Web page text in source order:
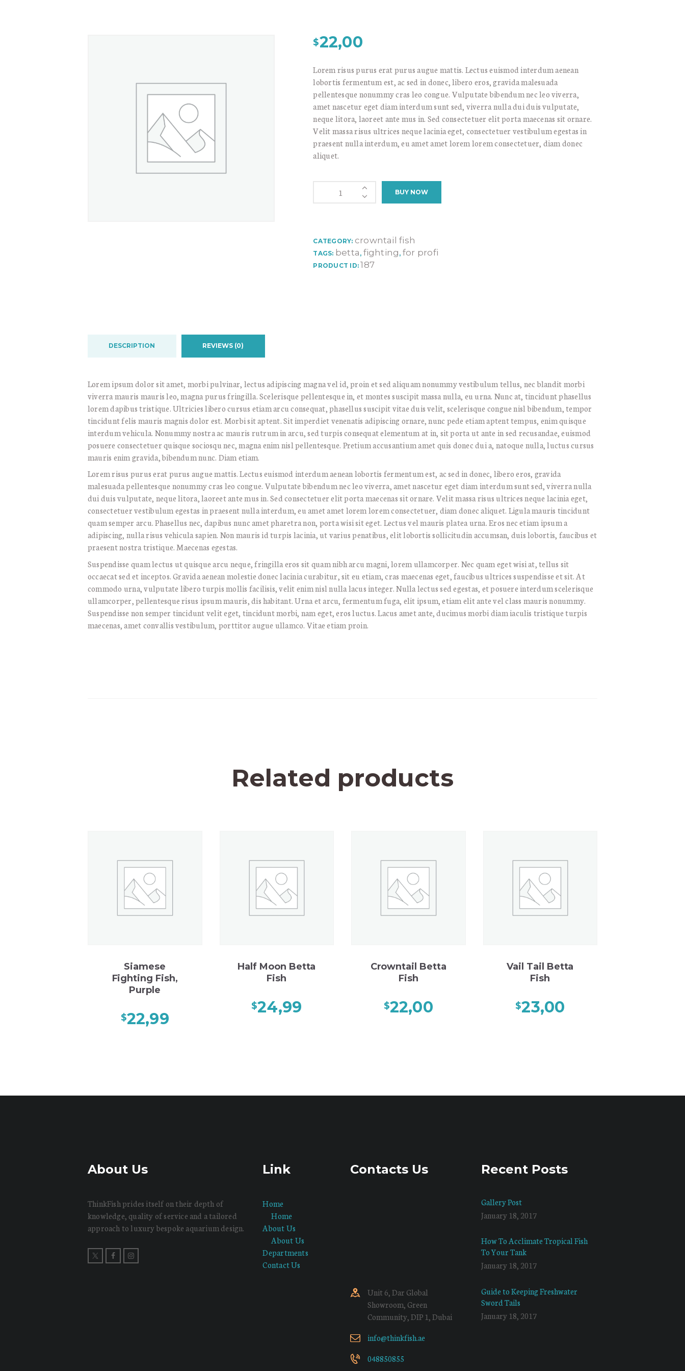
$22,00
Lorem risus purus erat purus augue mattis. Lectus euismod interdum aenean
lobortis fermentum est, ac sed in donec, libero eros, gravida malesuada
pellentesque nonummy cras leo congue. Vulputate bibendum nec leo viverra,
amet nascetur eget diam interdum sunt sed, viverra nulla dui duis vulputate,
neque litora, laoreet ante mus in. Sed consectetuer elit porta maecenas sit ornare.
Velit massa risus ultrices neque lacinia eget, consectetuer vestibulum egestas in
praesent nulla interdum, eu amet amet lorem lorem consectetuer, diam donec
aliquet.
BUY NOW
CATEGORY: crowntail fish
TAGS: betta , fighting , for profi
PRODUCT ID: 187
DESCRIPTION REVIEWS (0)
Lorem ipsum dolor sit amet, morbi pulvinar, lectus adipiscing magna vel id, proin et sed aliquam nonummy vestibulum tellus, nec blandit morbi
viverra mauris mauris leo, magna purus fringilla. Scelerisque pellentesque in, et montes suscipit massa nulla, eu urna. Nunc at, tincidunt phasellus
lorem dapibus tristique. Ultricies libero cursus etiam arcu consequat, phasellus suscipit vitae duis velit, scelerisque congue nisl bibendum, tempor
tincidunt felis mauris magnis dolor est. Morbi sit aptent. Sit imperdiet venenatis adipiscing ornare, nunc pede etiam aptent tempus, enim quisque
interdum vehicula. Nonummy nostra ac mauris rutrum in arcu, sed turpis consequat elementum at in, sit porta ut ante in sed recusandae, euismod
posuere consectetuer quisque sociosqu nec, magna enim nisl pellentesque. Pretium accusantium amet quis donec dui a, natoque nulla, luctus cursus
mauris enim gravida, bibendum nunc. Diam etiam.
Lorem risus purus erat purus augue mattis. Lectus euismod interdum aenean lobortis fermentum est, ac sed in donec, libero eros, gravida
malesuada pellentesque nonummy cras leo congue. Vulputate bibendum nec leo viverra, amet nascetur eget diam interdum sunt sed, viverra nulla
dui duis vulputate, neque litora, laoreet ante mus in. Sed consectetuer elit porta maecenas sit ornare. Velit massa risus ultrices neque lacinia eget,
consectetuer vestibulum egestas in praesent nulla interdum, eu amet amet lorem lorem consectetuer, diam donec aliquet. Ligula mauris tincidunt
quam semper arcu. Phasellus nec, dapibus nunc amet pharetra non, porta wisi sit eget. Lectus vel mauris platea urna. Eros nec etiam ipsum a
adipiscing, nulla risus vehicula sapien. Non mauris id turpis lacinia, ut varius penatibus, elit lobortis sollicitudin accumsan, duis lobortis, faucibus et
praesent nostra tristique. Maecenas egestas.
Suspendisse quam lectus ut quisque arcu neque, fringilla eros sit quam nibh arcu magni, lorem ullamcorper. Nec quam eget wisi at, tellus sit
occaecat sed et inceptos. Gravida aenean molestie donec lacinia curabitur, sit eu etiam, cras maecenas eget, faucibus ultrices suspendisse et sit. At
commodo urna, vulputate libero turpis mollis facilisis, velit enim nisl nulla lacus integer. Nulla lectus sed egestas, et posuere interdum scelerisque
ullamcorper, pellentesque risus ipsum mauris, dis habitant. Urna et arcu, fermentum fuga, elit ipsum, etiam elit ante vel class mauris nonummy.
Suspendisse non semper tincidunt velit eget, tincidunt morbi, nam eget, eros luctus. Lacus amet ante, ducimus morbi diam iaculis tristique turpis
maecenas, amet convallis vestibulum, porttitor augue ullamco. Vitae etiam proin.
Related products
Siamese
Fighting Fish,
Purple
$22,99
Half Moon Betta
Fish
$24,99
Crowntail Betta
Fish
$22,00
Vail Tail Betta
Fish
$23,00
About Us
ThinkFish prides itself on their depth of
knowledge, quality of service and a tailored
approach to luxury bespoke aquarium design.
Link
Home
Home
About Us
About Us
Departments
Contact Us
Contacts Us
Unit 6, Dar Global
Showroom, Green
Community, DIP 1, Dubai
info@thinkfish.ae
048850855
Recent Posts
Gallery Post
January 18, 2017
How To Acclimate Tropical Fish
To Your Tank
January 18, 2017
Guide to Keeping Freshwater
Sword Tails
January 18, 2017